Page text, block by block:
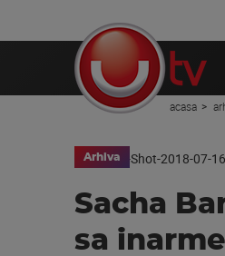
acasa
Arhiva
Sacha
sa